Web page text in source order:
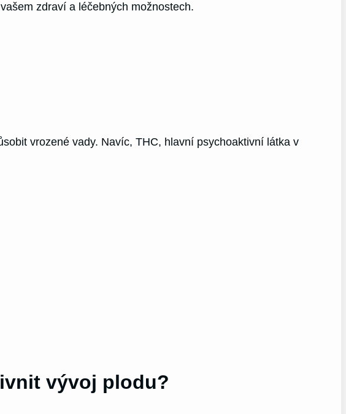
zdraví a léčebných možnostech.
vrozené vady. Navíc, THC, hlavní psychoaktivní látka v
vývoj plodu?